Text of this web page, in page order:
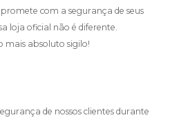
com a segurança de seus
loja oficial não é diferente.
mais absoluto sigilo!
de nossos clientes durante